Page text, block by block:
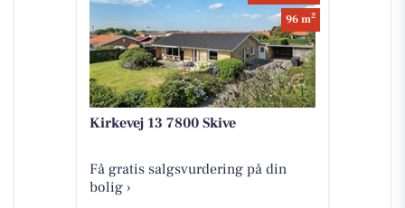
96 m2
Kirkevej 13 7800 Skive
Få gratis salgsvurdering på din
bolig ›